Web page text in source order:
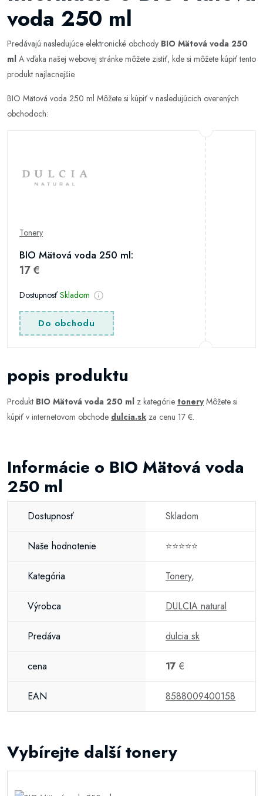
voda 250 ml
Predávajú nasledujúce elektronické obchody BIO Mätová voda 250
ml A vďaka našej webovej stránke môžete zistiť, kde si môžete kúpiť tento
produkt najlacnejšie.
BIO Mätová voda 250 ml Môžete si kúpiť v nasledujúcich overených
obchodoch:
Tonery
BIO Mätová voda 250 ml:
17 €
Dostupnosť Skladom
Do obchodu
popis produktu
Produkt BIO Mätová voda 250 ml z kategórie toneryMôžete si
kúpiť v internetovom obchode dulcia.sk za cenu 17 €.
Informácie o BIO Mätová voda
250 ml
Dostupnosť Skladom
Naše hodnotenie ⭐⭐⭐⭐⭐
Kategória Tonery,
Výrobca DULCIA natural
Predáva dulcia.sk
cena 17 €
EAN 8588009400158
Vybírejte další tonery